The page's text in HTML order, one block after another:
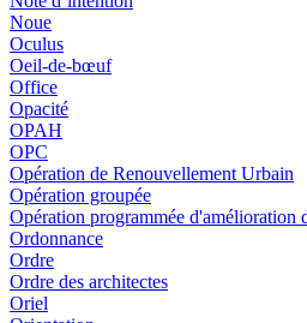
Noue
Oculus
Oeil-de-bœuf
Office
Opacité
OPAH
OPC
Opération de Renouvellement Urbain
Opération groupée
Opération programmée d'amélioration
Ordonnance
Ordre
Ordre des architectes
Oriel